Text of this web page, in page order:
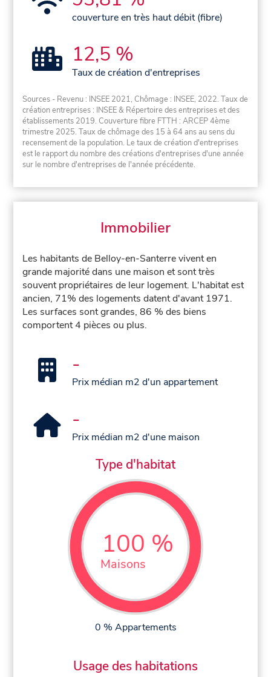
couverture en très haut débit (fibre)
12,5 %
Taux de création d'entreprises
Sources - Revenu : INSEE 2021, Chômage : INSEE, 2022. Taux de
création entreprises : INSEE & Répertoire des entreprises et des
établissements 2019. Couverture fibre FTTH : ARCEP 4ème
trimestre 2025. Taux de chômage des 15 à 64 ans au sens du
recensement de la population. Le taux de création d'entreprises
est le rapport du nombre des créations d'entreprises d'une année
sur le nombre d'entreprises de l'année précédente.
Immobilier
Les habitants de Belloy-en-Santerre vivent en
grande majorité dans une maison et sont très
souvent propriétaires de leur logement. L'habitat est
ancien, 71% des logements datent d'avant 1971.
Les surfaces sont grandes, 86 % des biens
comportent 4 pièces ou plus.
-
Prix médian m2 d'un appartement
-
Prix médian m2 d'une maison
Type d'habitat
100 %
Maisons
0 % Appartements
Usage des habitations